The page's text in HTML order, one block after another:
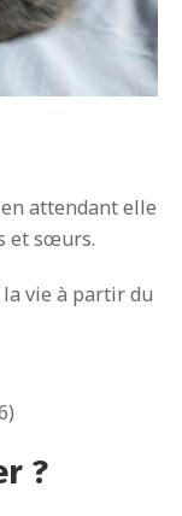
attendant elle
et sœurs.
vie à partir du
?